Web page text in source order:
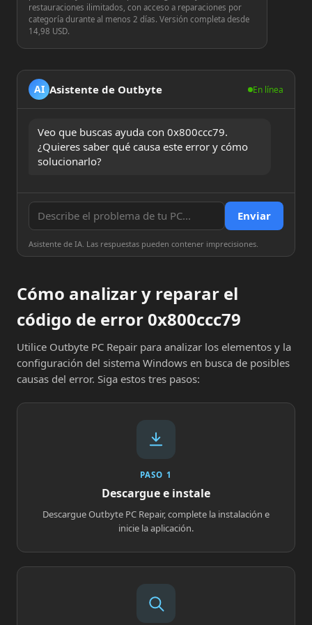
restauraciones ilimitados, con acceso a reparaciones por
categoría durante al menos 2 días. Versión completa desde
14,98 USD.
AI Asistente de Outbyte En línea
Veo que buscas ayuda con 0x800ccc79.
¿Quieres saber qué causa este error y cómo
solucionarlo?
Enviar
Asistente de IA. Las respuestas pueden contener imprecisiones.
Cómo analizar y reparar el
código de error 0x800ccc79
Utilice Outbyte PC Repair para analizar los elementos y la
configuración del sistema Windows en busca de posibles
causas del error. Siga estos tres pasos:
PASO 1
Descargue e instale
Descargue Outbyte PC Repair, complete la instalación e
inicie la aplicación.